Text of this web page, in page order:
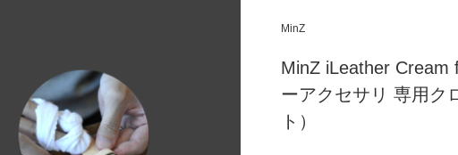
MinZ
MinZ iLeather Cream
ーアクセサリ 専用ク
ト）